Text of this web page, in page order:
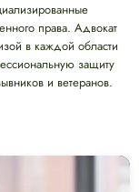
права. Адвокат
в каждой области
защиту
и ветеранов.